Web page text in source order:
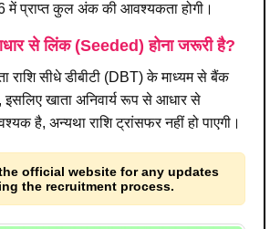
में प्राप्त कुल अंक की आवश्यकता होगी।
से लिंक (Seeded) होना जरूरी है?
राशि सीधे डीबीटी (DBT) के माध्यम से बैंक
इसलिए खाता अनिवार्य रूप से आधार से
है, अन्यथा राशि ट्रांसफर नहीं हो पाएगी।
official website for any updates
the recruitment process.